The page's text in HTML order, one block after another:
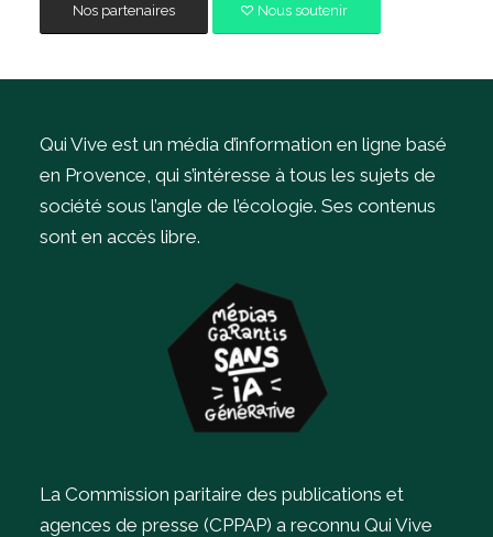
Nos partenaires Nous soutenir
Qui Vive est un média d’information en ligne basé
en Provence, qui s’intéresse à tous les sujets de
société sous l’angle de l’écologie. Ses contenus
sont en accès libre.
La Commission paritaire des publications et
agences de presse (CPPAP) a reconnu Qui Vive